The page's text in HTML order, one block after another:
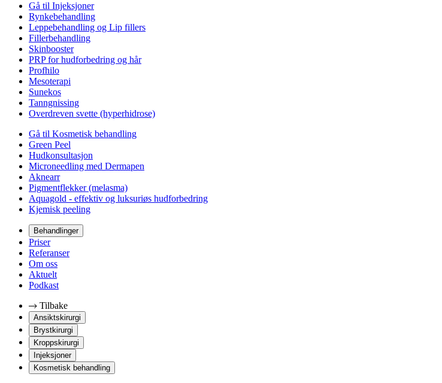
Gå til Injeksjoner
Rynkebehandling
Leppebehandling og Lip fillers
Fillerbehandling
Skinbooster
PRP for hudforbedring og hår
Profhilo
Mesoterapi
Sunekos
Tanngnissing
Overdreven svette (hyperhidrose)
Gå til Kosmetisk behandling
Green Peel
Hudkonsultasjon
Microneedling med Dermapen
Aknearr
Pigmentflekker (melasma)
Aquagold - effektiv og luksuriøs hudforbedring
Kjemisk peeling
Behandlinger
Priser
Referanser
Om oss
Aktuelt
Podkast
Tilbake
Ansiktskirurgi
Brystkirurgi
Kroppskirurgi
Injeksjoner
Kosmetisk behandling